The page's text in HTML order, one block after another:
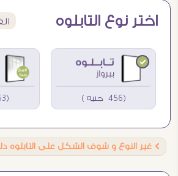
اختر نوع التابلوه
(456 جنيه ) (553 جنيه )
Ö غير النوع و شوف الشكل على التابلوه